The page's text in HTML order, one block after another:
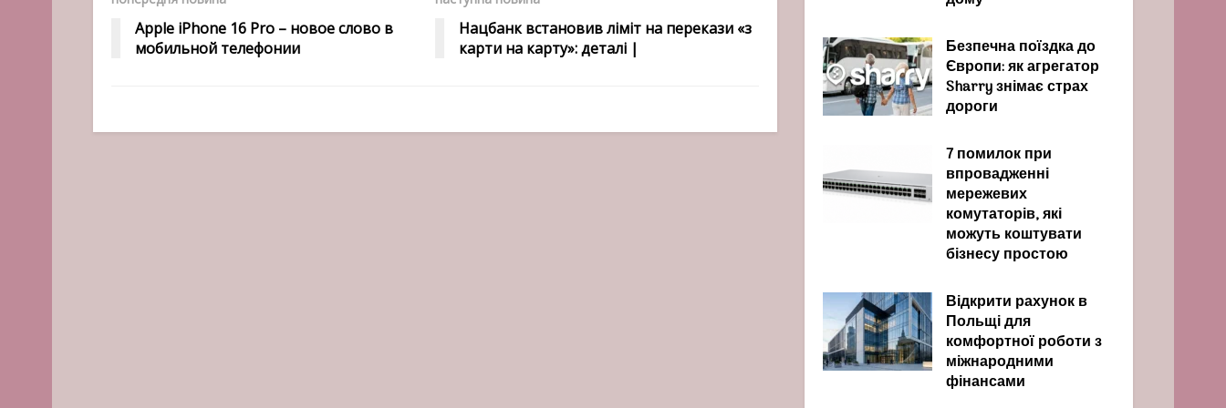
Apple iPhone 16 Pro – новое слово в
мобильной телефонии
Нацбанк встановив ліміт на перекази «з
карти на карту»: деталі |
Безпечна поїздка до
Європи: як агрегатор
Sharry знімає страх
дороги
7 помилок при
впровадженні
мережевих
комутаторів, які
можуть коштувати
бізнесу простою
Відкрити рахунок в
Польщі для
комфортної роботи з
міжнародними
фінансами